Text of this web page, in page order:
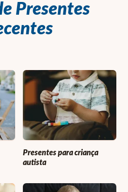
Presentes
Presentes para criança
autista